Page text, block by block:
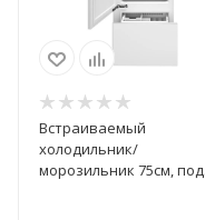
Встраиваемый
холодильник/
морозильник 75см, под